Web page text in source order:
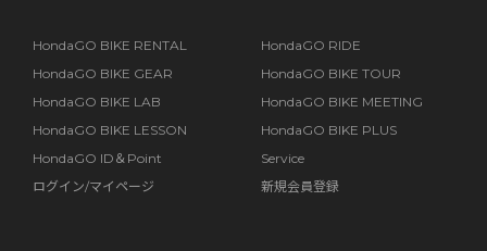
HondaGO BIKE RENTAL
HondaGO RIDE
HondaGO BIKE GEAR
HondaGO BIKE TOUR
HondaGO BIKE LAB
HondaGO BIKE MEETING
HondaGO BIKE LESSON
HondaGO BIKE PLUS
HondaGO ID＆Point
Service
ログイン/マイページ
新規会員登録